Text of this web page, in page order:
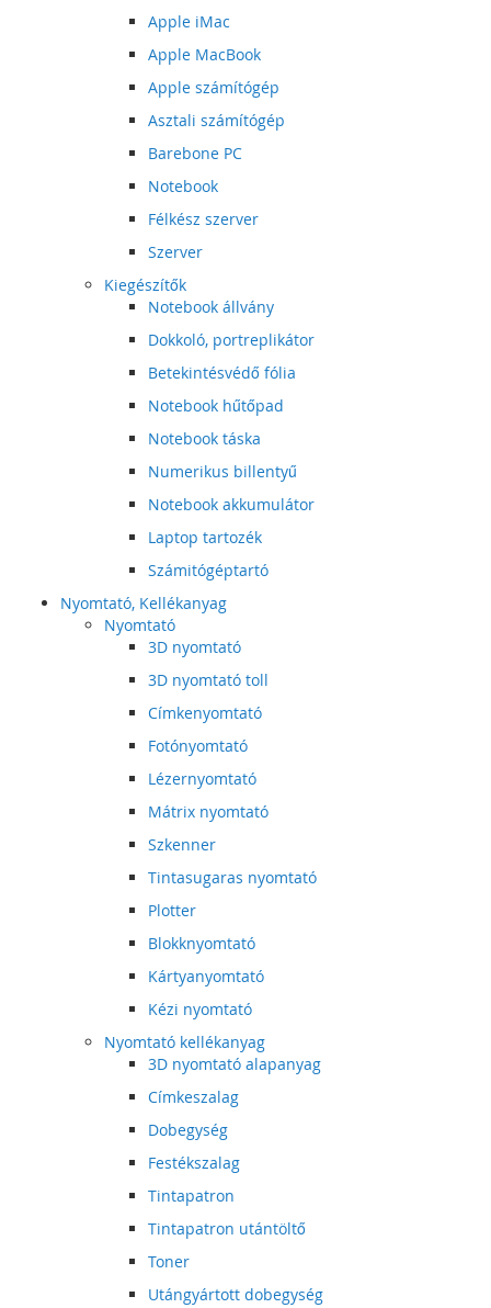
Apple iMac
Apple MacBook
Apple számítógép
Asztali számítógép
Barebone PC
Notebook
Félkész szerver
Szerver
Kiegészítők
Notebook állvány
Dokkoló, portreplikátor
Betekintésvédő fólia
Notebook hűtőpad
Notebook táska
Numerikus billentyű
Notebook akkumulátor
Laptop tartozék
Számitógéptartó
Nyomtató, Kellékanyag
Nyomtató
3D nyomtató
3D nyomtató toll
Címkenyomtató
Fotónyomtató
Lézernyomtató
Mátrix nyomtató
Szkenner
Tintasugaras nyomtató
Plotter
Blokknyomtató
Kártyanyomtató
Kézi nyomtató
Nyomtató kellékanyag
3D nyomtató alapanyag
Címkeszalag
Dobegység
Festékszalag
Tintapatron
Tintapatron utántöltő
Toner
Utángyártott dobegység